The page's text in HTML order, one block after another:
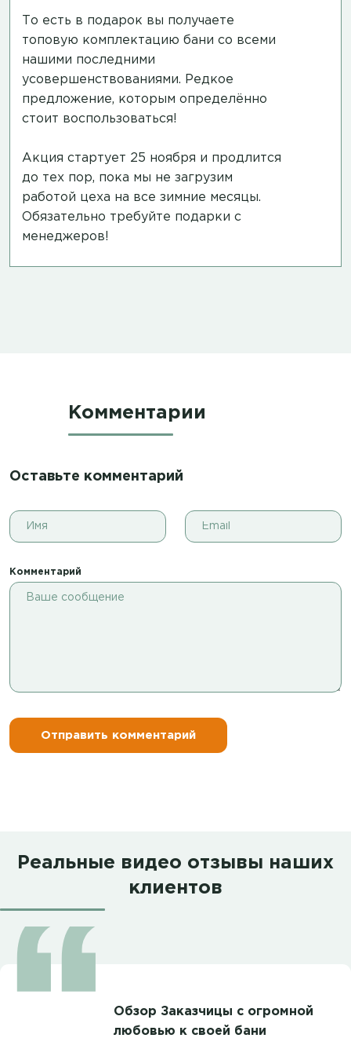
То есть в подарок вы получаете
топовую комплектацию бани со всеми
нашими последними
усовершенствованиями. Редкое
предложение, которым определённо
стоит воспользоваться!
Акция стартует 25 ноября и продлится
до тех пор, пока мы не загрузим
работой цеха на все зимние месяцы.
Обязательно требуйте подарки с
менеджеров!
Комментарии
Оставьте комментарий
Комментарий
Реальные видео отзывы наших
клиентов
Обзор Заказчицы с огромной
любовью к своей бани